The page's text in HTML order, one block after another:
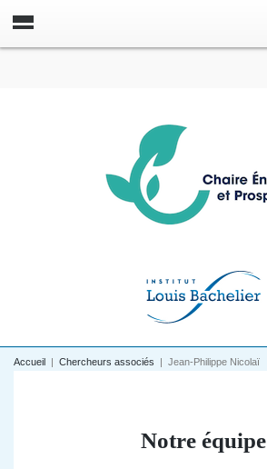
Accueil | Chercheurs associés | Jean-Philippe Nicolaï
Notre équipe